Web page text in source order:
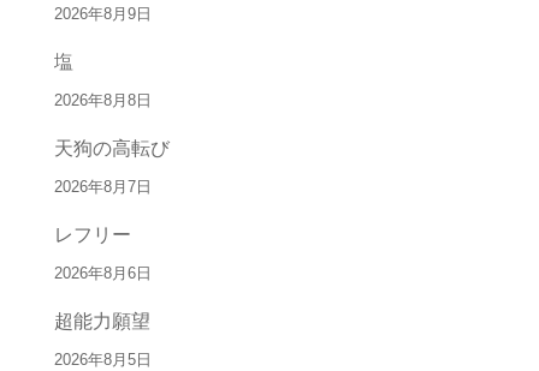
2026年8月9日
塩
2026年8月8日
天狗の高転び
2026年8月7日
レフリー
2026年8月6日
超能力願望
2026年8月5日